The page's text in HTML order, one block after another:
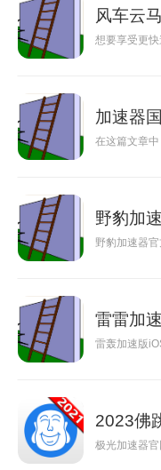
风车云
想要享受更
加速器
在这篇文章
野豹加
野豹加速器
雷雷加
雷轰加速版
2023佛
极光加速器